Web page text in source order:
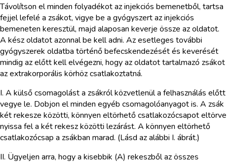
Távolítson el minden folyadékot az injekciós bemenetből, tartsa
fejjel lefelé a zsákot, vigye be a gyógyszert az injekciós
bemeneten keresztül, majd alaposan keverje össze az oldatot.
A kész oldatot azonnal be kell adni. Az esetleges további
gyógyszerek oldatba történő befecskendezését és keverését
mindig az előtt kell elvégezni, hogy az oldatot tartalmazó zsákot
az extrakorporális körhöz csatlakoztatná.
I. A külső csomagolást a zsákról közvetlenül a felhasználás előtt
vegye le. Dobjon el minden egyéb csomagolóanyagot is. A zsák
két rekesze közötti, könnyen eltörhető csatlakozócsapot eltörve
nyissa fel a két rekesz közötti lezárást. A könnyen eltörhető
csatlakozócsap a zsákban marad. (Lásd az alábbi I. ábrát.)
II. Ügyeljen arra, hogy a kisebbik (A) rekeszből az összes